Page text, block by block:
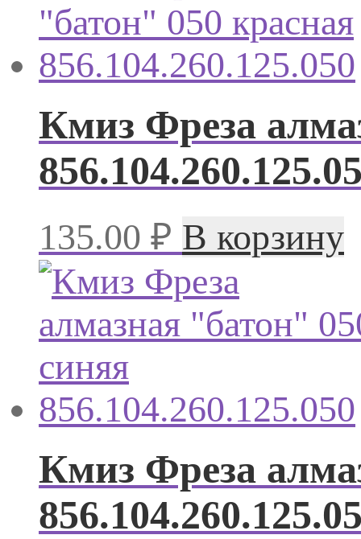
Кмиз Фреза
135.00 ₽ В корзину
Кмиз Фреза